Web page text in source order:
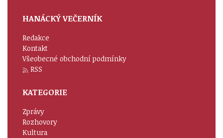
HANÁCKÝ VEČERNÍK
Redakce
Kontakt
Všeobecné obchodní podmínky
RSS
KATEGORIE
Zprávy
Rozhovory
Kultura